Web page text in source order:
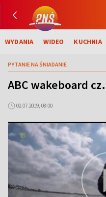
WYDANIA WIDEO KUCHNIA
PYTANIE NA ŚNIADANIE
ABC wakeboard
02.07.2019, 08:00